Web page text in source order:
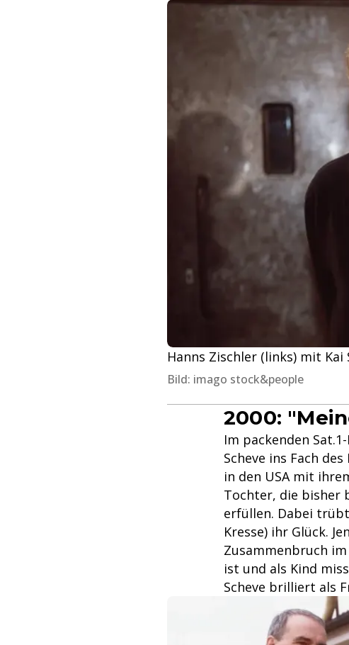
Hanns Zischler (links) mit Kai
Bild: imago stock&people
2000:
Im packenden
Scheve ins Fach
in den USA mit
Tochter, die bisher
erfüllen. Dabei
Kresse) ihr Glück.
Zusammenbruch
ist und als Kind
Scheve brilliert als